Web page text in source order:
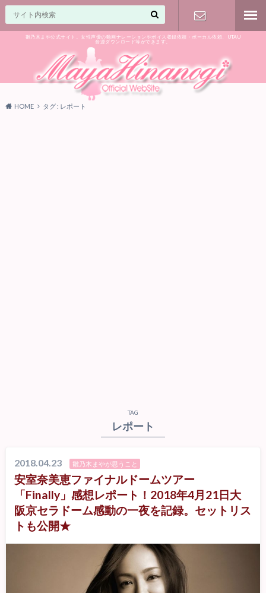
雛乃木まや公式サイト。女性声優の動画ナレーションやボイス収録依頼・ボーカル依頼、UTAU
音源ダウンロード等ができます。
気軽に♪
HOME タグ : レポート
TAG
レポート
2018.04.23 雛乃木まやが思うこと
安室奈美恵ファイナルドームツアー
「Finally」感想レポート！2018年4月21日大
阪京セラドーム感動の一夜を記録。セットリス
トも公開★